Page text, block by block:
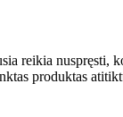
reikia nuspręsti,
produktas